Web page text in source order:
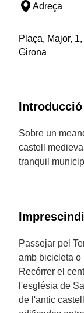
Adreça
Plaça, Major,
Girona
Introducció
Sobre un
castell
tranquil
Passejar pel
amb bicicleta o
Recórrer el
l'església de
de l'antic